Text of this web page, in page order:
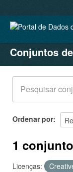
CONJUNTOS
GRUPOS
SOBRE
Conjuntos
Ordenar por
1
Licenças: